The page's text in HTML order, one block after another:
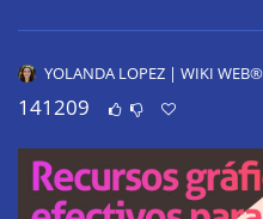
YOLANDA LOPEZ | WIKI WEB®
141209